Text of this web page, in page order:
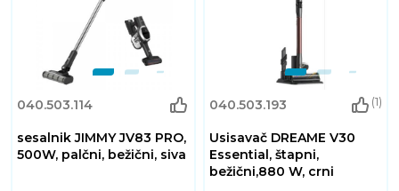
040.503.114
sesalnik JIMMY JV83 PRO,
500W, palčni, bežični, siva
040.503.193 (1)
Usisavač DREAME V30
Essential, štapni,
bežični,880 W, crni